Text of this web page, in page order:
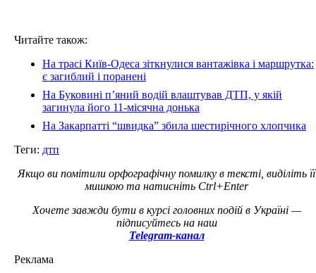
Читайте також:
На трасі Київ-Одеса зіткнулися вантажівка і маршрутка:
є загиблий і поранені
На Буковині п’яний водій влаштував ДТП, у якій
загинула його 11-місячна донька
На Закарпатті “швидка” збила шестирічного хлопчика
Теги: дтп
Якщо ви помітили орфографічну помилку в тексті, виділіть її
мишкою та натисніть Ctrl+Enter
Хочете завжди бути в курсі головних подій в Україні —
підписуйтесь на наш
Telegram-канал
Реклама